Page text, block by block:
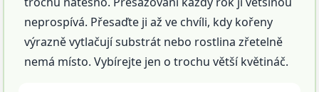
neprospívá. Přesaďte ji až ve chvíli, kdy kořeny
výrazně vytlačují substrát nebo rostlina zřetelně
nemá místo. Vybírejte jen o trochu větší květináč.